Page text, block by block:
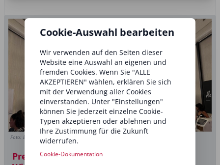
Foto: BEAUTY FORUM
Premiere des BEAUTY FORUM Days
Cookie-Auswahl bearbeiten
Wir verwenden auf den Seiten dieser
Website eine Auswahl an eigenen und
fremden Cookies. Wenn Sie "ALLE
AKZEPTIEREN" wählen, erklären Sie sich
mit der Verwendung aller Cookies
einverstanden. Unter "Einstellungen"
können Sie jederzeit einzelne Cookie-
Typen akzeptieren oder ablehnen und
Ihre Zustimmung für die Zukunft
widerrufen.
Cookie-Dokumentation